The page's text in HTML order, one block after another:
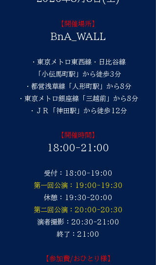
【開催場所】
BnA_WALL
・東京メトロ東西線・日比谷線
「小伝馬町駅」から徒歩3分
・都営浅草線「人形町駅」から8分
・東京メトロ銀座線「三越前」から8分
・ＪＲ「神田駅」から徒歩12分
【開催時間】
18:00-21:00
受付：18:00-19:00
第一回公演：19:00-19:30
休憩：19:30-20:00
第二回公演：20:00-20:30
演者撮影：20:30-21:00
終了：21:00
【参加費/おひとり様】